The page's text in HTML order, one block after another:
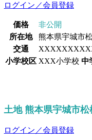
ログイン／会員登録
価格
非公開
所在地
熊本県宇城市
交通
小学校区 XXX小学校 中
土地 熊本県宇城市
ログイン／会員登録